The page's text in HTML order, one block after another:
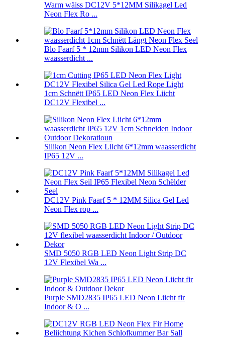
Warm wäiss DC12V 5*12MM Silikagel Led
Neon Flex Ro ...
Blo Faarf 5 * 12mm Silikon LED Neon Flex
waasserdicht ...
1cm Schnëtt IP65 LED Neon Flex Liicht
DC12V Flexibel ...
Silikon Neon Flex Liicht 6*12mm waasserdicht
IP65 12V ...
DC12V Pink Faarf 5 * 12MM Silica Gel Led
Neon Flex rop ...
SMD 5050 RGB LED Neon Light Strip DC
12V Flexibel Wa ...
Purple SMD2835 IP65 LED Neon Liicht fir
Indoor & O ...